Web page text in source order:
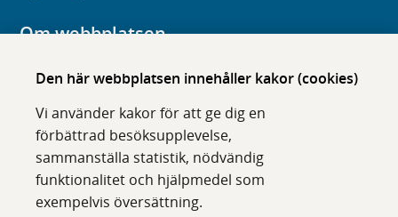
Den här webbplatsen innehåller kakor (cookies)
Vi använder kakor för att ge dig en
förbättrad besöksupplevelse,
sammanställa statistik, nödvändig
funktionalitet och hjälpmedel som
exempelvis översättning.
Om webbplatsen
Om karolinska.se
Tillgänglighet
Om cookies
Följ oss i sociala medier